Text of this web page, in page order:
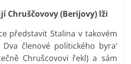
Chruščovovy (Berijovy) lži
představit Stalina v takovém
členové politického byra‘
Chrušcovovi řekl) a sám